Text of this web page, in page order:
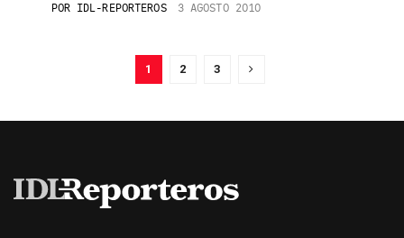
POR IDL-REPORTEROS 3 AGOSTO 2010
1 2 3